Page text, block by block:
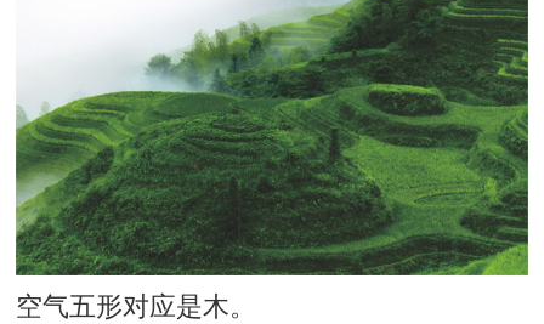
空气五形对应是木。